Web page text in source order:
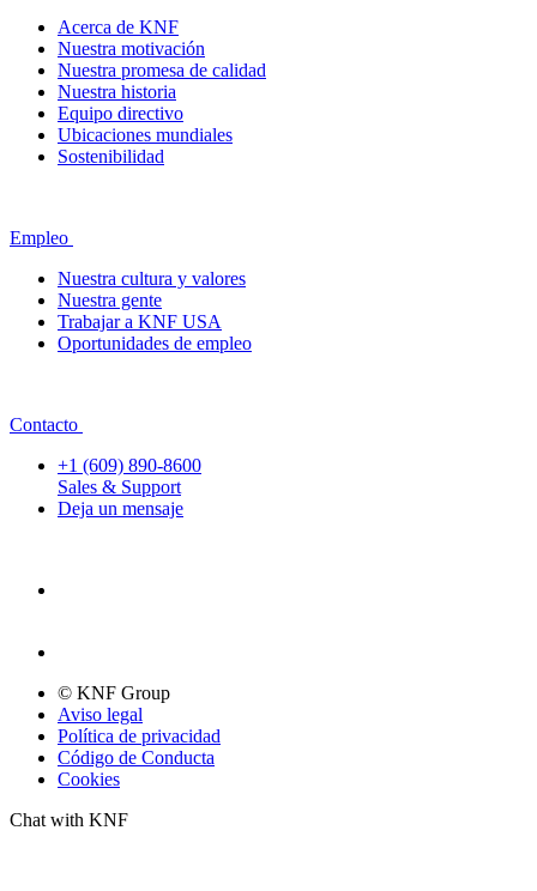
Acerca de KNF
Nuestra motivación
Nuestra promesa de calidad
Nuestra historia
Equipo directivo
Ubicaciones mundiales
Sostenibilidad
Empleo
Nuestra cultura y valores
Nuestra gente
Trabajar a KNF USA
Oportunidades de empleo
Contacto
+1 (609) 890-8600
Sales & Support
Deja un mensaje
© KNF Group
Aviso legal
Política de privacidad
Código de Conducta
Cookies
Chat with KNF